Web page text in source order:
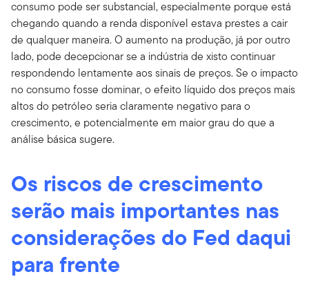
consumo pode ser substancial, especialmente porque está
chegando quando a renda disponível estava prestes a cair
de qualquer maneira. O aumento na produção, já por outro
lado, pode decepcionar se a indústria de xisto continuar
respondendo lentamente aos sinais de preços. Se o impacto
no consumo fosse dominar, o efeito líquido dos preços mais
altos do petróleo seria claramente negativo para o
crescimento, e potencialmente em maior grau do que a
análise básica sugere.
Os riscos de crescimento
serão mais importantes nas
considerações do Fed daqui
para frente